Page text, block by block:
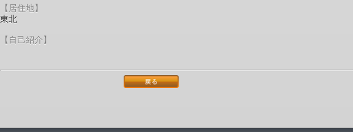
【居住地】
東北
【自己紹介】